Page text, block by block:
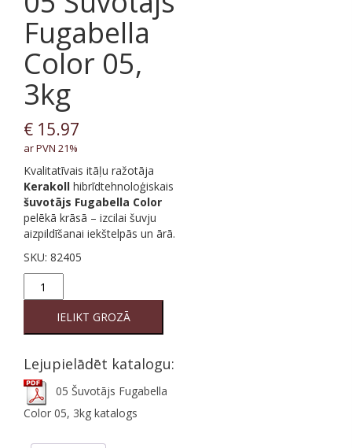
Fugabella
Color 05,
3kg
€ 15.97
ar PVN 21%
Kvalitatīvais itāļu ražotāja
Kerakoll hibrīdtehnoloģiskais
šuvotājs Fugabella Color
pelēkā krāsā – izcilai šuvju
aizpildīšanai iekštelpās un ārā.
SKU: 82405
Šuvotājs
Fugabella
3kg
quantity
IELIKT GROZĀ
Lejupielādēt katalogu:
05 Šuvotājs Fugabella
Color 05, 3kg katalogs